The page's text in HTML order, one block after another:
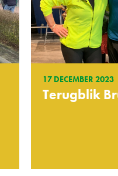
17 DECEMBER 2023
Terugblik